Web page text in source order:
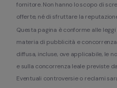
fornitore. Non hanno lo scopo di
offerte, né di sfruttare la
Questa pagina è conforme alle
materia di pubblicità e
diffusa, incluse, ove applicabile, le
e sulla concorrenza leale previste
Eventuali controversie o reclami